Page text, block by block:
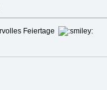
Feiertage